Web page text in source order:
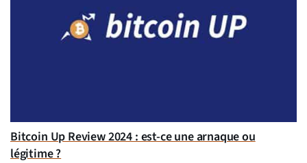
Bitcoin Up Review 2024 : est-ce une arnaque ou
légitime ?